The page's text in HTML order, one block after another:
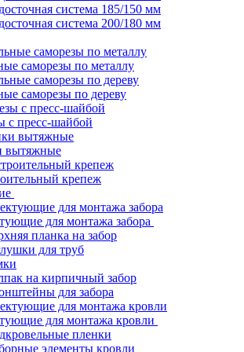
система 185/150 мм
система 200/180 мм
саморезы по металлу
саморезы по дереву
с пресс-шайбой
вытяжные
крепеж
для монтажа забора
планка на забор
для труб
на кирпичный забор
для забора
для монтажа кровли
пленки
элементы кровли